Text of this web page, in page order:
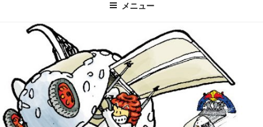
メニュー